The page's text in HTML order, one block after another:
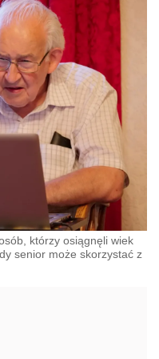
którzy osiągnęli wiek
senior może skorzystać z